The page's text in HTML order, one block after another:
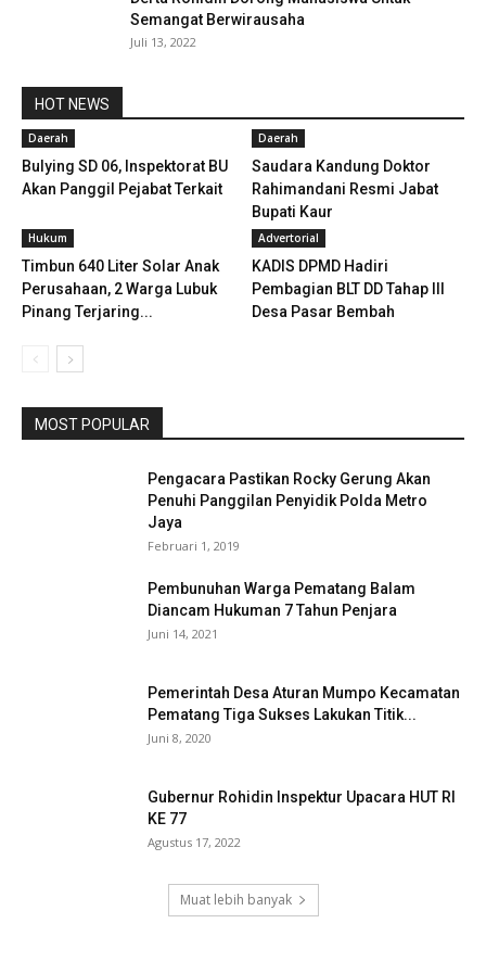
Semangat Berwirausaha
Juli 13, 2022
HOT NEWS
Daerah
Bulying SD 06, Inspektorat BU
Akan Panggil Pejabat Terkait
Daerah
Saudara Kandung Doktor
Rahimandani Resmi Jabat
Bupati Kaur
Hukum
Timbun 640 Liter Solar Anak
Perusahaan, 2 Warga Lubuk
Pinang Terjaring...
Advertorial
KADIS DPMD Hadiri
Pembagian BLT DD Tahap III
Desa Pasar Bembah
MOST POPULAR
Pengacara Pastikan Rocky Gerung Akan
Penuhi Panggilan Penyidik Polda Metro
Jaya
Februari 1, 2019
Pembunuhan Warga Pematang Balam
Diancam Hukuman 7 Tahun Penjara
Juni 14, 2021
Pemerintah Desa Aturan Mumpo Kecamatan
Pematang Tiga Sukses Lakukan Titik...
Juni 8, 2020
Gubernur Rohidin Inspektur Upacara HUT RI
KE 77
Agustus 17, 2022
Muat lebih banyak